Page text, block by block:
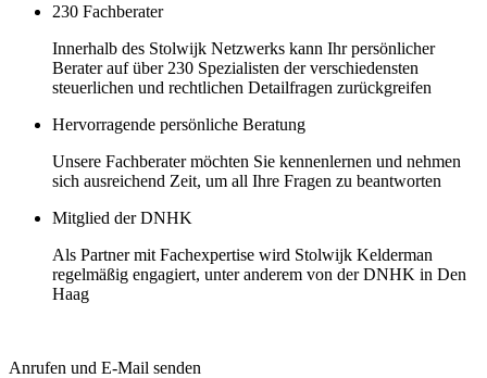
230 Fachberater
Innerhalb des Stolwijk Netzwerks kann Ihr persönlicher
Berater auf über 230 Spezialisten der verschiedensten
steuerlichen und rechtlichen Detailfragen zurückgreifen
Hervorragende persönliche Beratung
Unsere Fachberater möchten Sie kennenlernen und nehmen
sich ausreichend Zeit, um all Ihre Fragen zu beantworten
Mitglied der DNHK
Als Partner mit Fachexpertise wird Stolwijk Kelderman
regelmäßig engagiert, unter anderem von der DNHK in Den
Haag
Anrufen und E-Mail senden